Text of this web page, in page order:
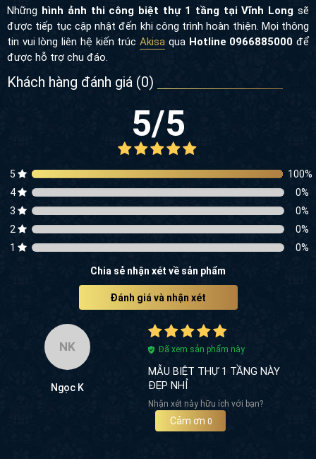
Những hình ảnh thi công biệt thự 1 tầng tại Vĩnh Longsẽ
được tiếp tục cập nhật đến khi công trình hoàn thiện. Mọi thông
tin vui lòng liên hệ kiến trúcAkisa qua Hotline 0966885000 để
được hỗ trợ chu đáo.
Khách hàng đánh giá (0)
5/5
5 100%
4
0%
3
0%
2
0%
1
0%
Chia sẻ nhận xét về sản phẩm
Đánh giá và nhận xét
NK
Ngọc K
Đã xem sản phẩm này
MẪU BIỆT THỰ 1 TẦNG NÀY
ĐẸP NHỈ
Nhận xét này hữu ích với bạn?
Cảm ơn 0